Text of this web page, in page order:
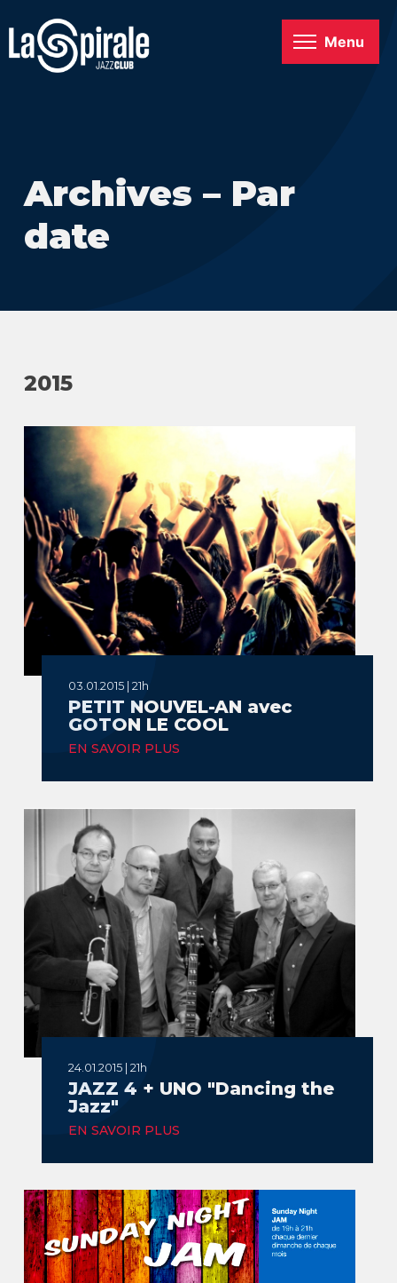
Menu
Archives – Par
date
2015
03.01.2015 | 21h
PETIT NOUVEL-AN avec
GOTON LE COOL
EN SAVOIR PLUS
24.01.2015 | 21h
JAZZ 4 + UNO "Dancing the
Jazz"
EN SAVOIR PLUS